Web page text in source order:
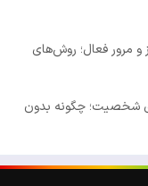
و مرور فعال؛ روش‌های
شخصیت؛ چگونه بدون